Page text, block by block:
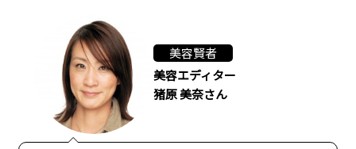
美容賢者
美容エディター
猪原 美奈さん